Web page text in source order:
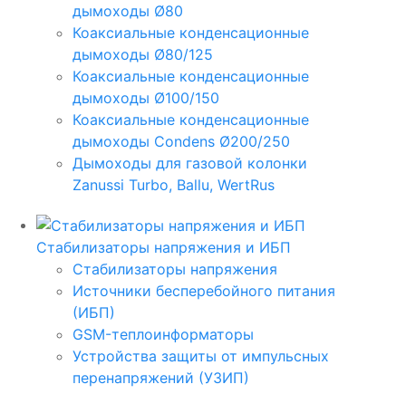
дымоходы Ø80
Коаксиальные конденсационные
дымоходы Ø80/125
Коаксиальные конденсационные
дымоходы Ø100/150
Коаксиальные конденсационные
дымоходы Condens Ø200/250
Дымоходы для газовой колонки
Zanussi Turbo, Ballu, WertRus
Стабилизаторы напряжения и ИБП
Стабилизаторы напряжения
Источники бесперебойного питания
(ИБП)
GSM-теплоинформаторы
Устройства защиты от импульсных
перенапряжений (УЗИП)